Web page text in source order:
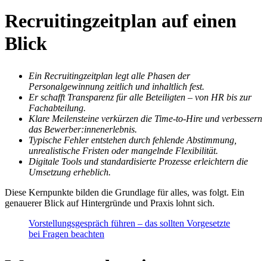
Recruitingzeitplan auf einen
Blick
Ein Recruitingzeitplan legt alle Phasen der
Personalgewinnung zeitlich und inhaltlich fest.
Er schafft Transparenz für alle Beteiligten – von HR bis zur
Fachabteilung.
Klare Meilensteine verkürzen die Time-to-Hire und verbessern
das Bewerber:innenerlebnis.
Typische Fehler entstehen durch fehlende Abstimmung,
unrealistische Fristen oder mangelnde Flexibilität.
Digitale Tools und standardisierte Prozesse erleichtern die
Umsetzung erheblich.
Diese Kernpunkte bilden die Grundlage für alles, was folgt. Ein
genauerer Blick auf Hintergründe und Praxis lohnt sich.
Vorstellungsgespräch führen – das sollten Vorgesetzte
bei Fragen beachten